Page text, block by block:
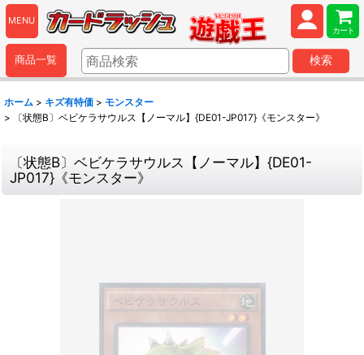
MENU
カート
商品一覧 検索
ホーム > キズ有特価 > モンスター
>
〔状態B〕ベビケラサウルス【ノーマル】{DE01-JP017}《モンスター》
〔状態B〕ベビケラサウルス【ノーマル】{DE01-
JP017}《モンスター》